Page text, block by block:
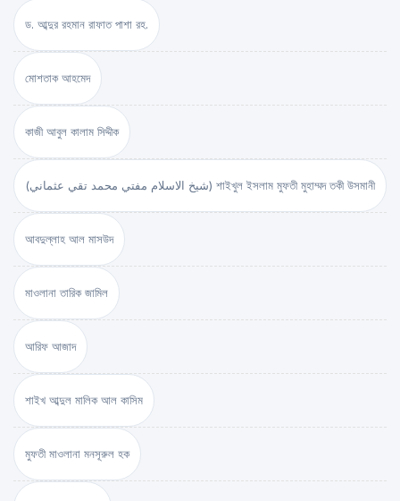
ড. আব্দুর রহমান রাফাত পাশা রহ.
মোশতাক আহমেদ
কাজী আবুল কালাম সিদ্দীক
(شيخ الاسلام مفتي محمد تقي عثماني) শাইখুল ইসলাম মুফতী মুহাম্মদ তকী উসমানী
আবদুল্লাহ আল মাসউদ
মাওলানা তারিক জামিল
আরিফ আজাদ
শাইখ আব্দুল মালিক আল কাসিম
মুফতী মাওলানা মনসূরুল হক